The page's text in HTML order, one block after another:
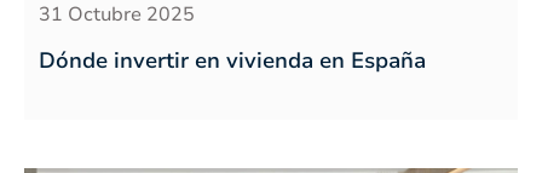
31 Octubre 2025
Dónde invertir en vivienda en España